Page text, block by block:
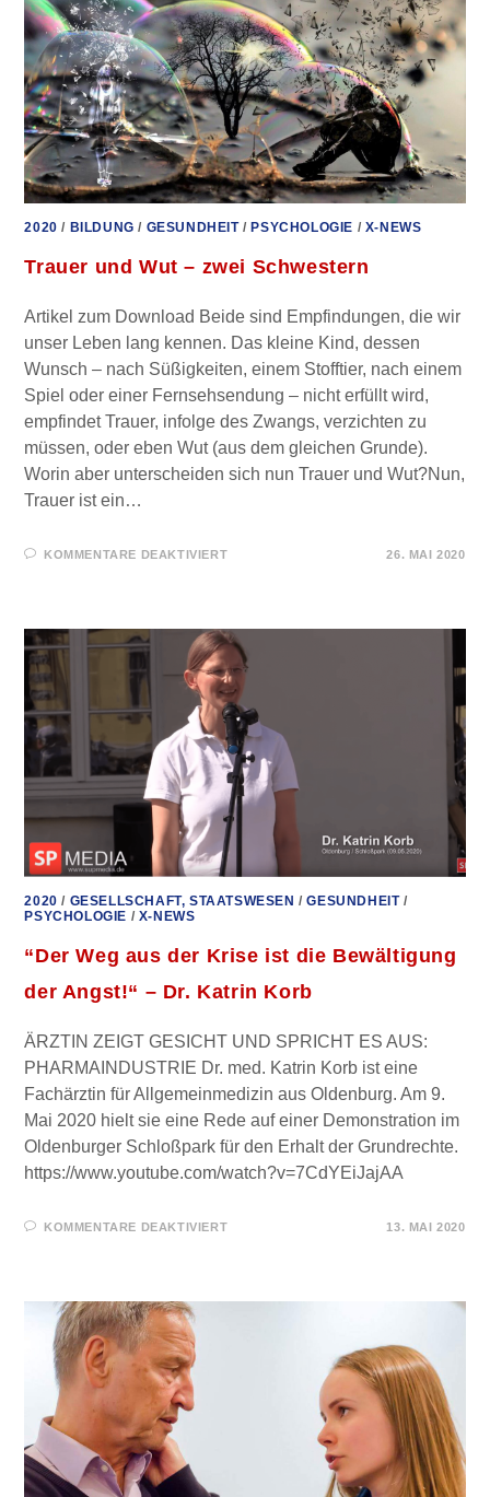
2020 / BILDUNG / GESUNDHEIT/ PSYCHOLOGIE / X-NEWS
Trauer und Wut – zwei Schwestern
Artikel zum Download Beide sind Empfindungen, die wir
unser Leben lang kennen. Das kleine Kind, dessen
Wunsch – nach Süßigkeiten, einem Stofftier, nach einem
Spiel oder einer Fernsehsendung – nicht erfüllt wird,
empfindet Trauer, infolge des Zwangs, verzichten zu
müssen, oder eben Wut (aus dem gleichen Grunde).
Worin aber unterscheiden sich nun Trauer und Wut?Nun,
Trauer ist ein…
KOMMENTARE DEAKTIVIERTFÜR
SCHWESTERN
26. MAI 2020
2020 / GESELLSCHAFT, STAATSWESEN /GESUNDHEIT/
PSYCHOLOGIE / X-NEWS
“Der Weg aus der Krise ist die Bewältigung
der Angst!“ – Dr. Katrin Korb
ÄRZTIN ZEIGT GESICHT UND SPRICHT ES AUS:
PHARMAINDUSTRIE Dr. med. Katrin Korb ist eine
Fachärztin für Allgemeinmedizin aus Oldenburg. Am 9.
Mai 2020 hielt sie eine Rede auf einer Demonstration im
Oldenburger Schloßpark für den Erhalt der Grundrechte.
https://www.youtube.com/watch?v=7CdYEiJajAA
KOMMENTARE DEAKTIVIERTFÜR
13. MAI 2020